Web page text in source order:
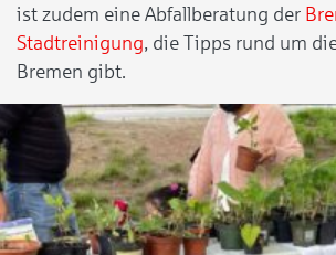
ist zudem eine Abfallberatung der
Stadtreinigung, die Tipps rund um
Bremen gibt.